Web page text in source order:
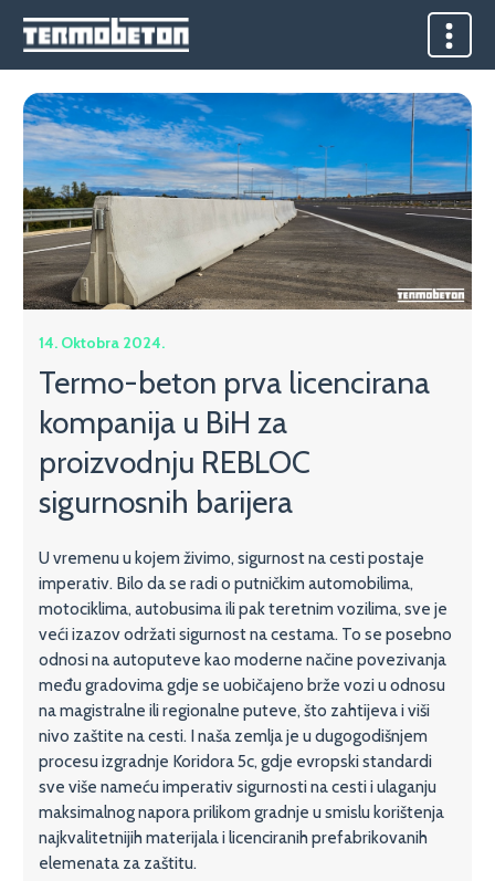
14. Oktobra 2024.
Termo-beton prva licencirana
kompanija u BiH za
proizvodnju REBLOC
sigurnosnih barijera
U vremenu u kojem živimo, sigurnost na cesti postaje
imperativ. Bilo da se radi o putničkim automobilima,
motociklima, autobusima ili pak teretnim vozilima, sve je
veći izazov održati sigurnost na cestama. To se posebno
odnosi na autoputeve kao moderne načine povezivanja
među gradovima gdje se uobičajeno brže vozi u odnosu
na magistralne ili regionalne puteve, što zahtijeva i viši
nivo zaštite na cesti. I naša zemlja je u dugogodišnjem
procesu izgradnje Koridora 5c, gdje evropski standardi
sve više nameću imperativ sigurnosti na cesti i ulaganju
maksimalnog napora prilikom gradnje u smislu korištenja
najkvalitetnijih materijala i licenciranih prefabrikovanih
elemenata za zaštitu.